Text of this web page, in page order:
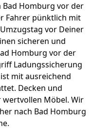
Bad Homburg vor der
Fahrer pünktlich mit
vor Deiner
sicheren und
Homburg vor der
Ladungssicherung
mit ausreichend
Decken und
Möbel. Wir
nach Bad Homburg